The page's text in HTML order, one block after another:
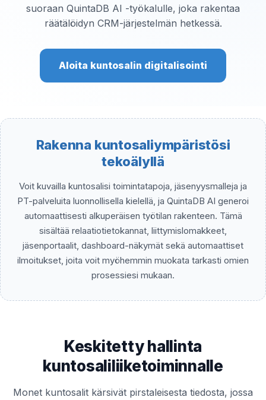
suoraan QuintaDB AI -työkalulle, joka rakentaa
räätälöidyn CRM-järjestelmän hetkessä.
Aloita kuntosalin digitalisointi
Rakenna kuntosaliympäristösi
tekoälyllä
Voit kuvailla kuntosalisi toimintatapoja, jäsenyysmalleja ja
PT-palveluita luonnollisella kielellä, ja QuintaDB AI generoi
automaattisesti alkuperäisen työtilan rakenteen. Tämä
sisältää relaatiotietokannat, liittymislomakkeet,
jäsenportaalit, dashboard-näkymät sekä automaattiset
ilmoitukset, joita voit myöhemmin muokata tarkasti omien
prosessiesi mukaan.
Keskitetty hallinta
kuntosaliliiketoiminnalle
Monet kuntosalit kärsivät pirstaleisesta tiedosta, jossa